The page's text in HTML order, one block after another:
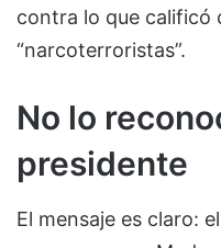
contra lo que calificó
“narcoterroristas”.
No lo
presidente
El mensaje es claro: